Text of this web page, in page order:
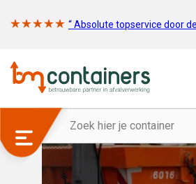
“ Absolute topservice door